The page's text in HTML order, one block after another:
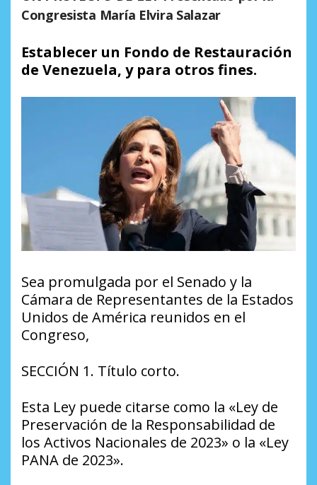
Congresista María Elvira Salazar
Establecer un Fondo de Restauración
de Venezuela, y para otros fines.
Sea promulgada por el Senado y la
Cámara de Representantes de la Estados
Unidos de América reunidos en el
Congreso,
SECCIÓN 1. Título corto.
Esta Ley puede citarse como la «Ley de
Preservación de la Responsabilidad de
los Activos Nacionales de 2023» o la «Ley
PANA de 2023».